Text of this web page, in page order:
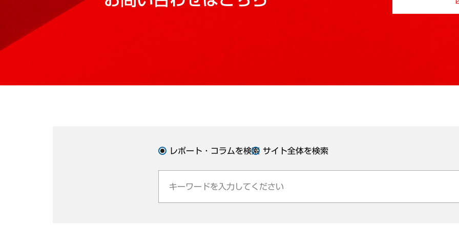
レポート・コラムを検索 サイト全体を検索